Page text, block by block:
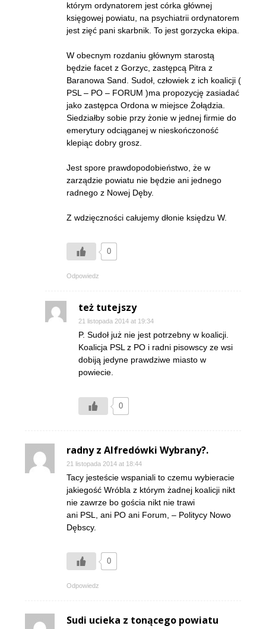
którym ordynatorem jest córka głównej
księgowej powiatu, na psychiatrii ordynatorem
jest zięć pani skarbnik. To jest gorzycka ekipa.
W obecnym rozdaniu głównym starostą
będzie facet z Gorzyc, zastępcą Pitra z
Baranowa Sand. Sudoł, człowiek z ich koalicji (
PSL – PO – FORUM )ma propozycję zasiadać
jako zastępca Ordona w miejsce Żołądzia.
Siedziałby sobie przy żonie w jednej firmie do
emerytury odciąganej w nieskończoność
klepiąc dobry grosz.
Jest spore prawdopodobieństwo, że w
zarządzie powiatu nie będzie ani jednego
radnego z Nowej Dęby.
Z wdzięczności całujemy dłonie księdzu W.
0
Odpowiedz
też tutejszy
21 listopada 2014 at 19:34
P. Sudoł już nie jest potrzebny w koalicji.
Koalicja PSL z PO i radni pisowscy ze wsi
dobiją jedyne prawdziwe miasto w
powiecie.
0
radny z Alfredówki Wybrany?.
21 listopada 2014 at 18:44
Tacy jesteście wspaniali to czemu wybieracie
jakiegość Wróbla z którym żadnej koalicji nikt
nie zawrze bo gościa nikt nie trawi
ani PSL, ani PO ani Forum, – Politycy Nowo
Dębscy.
0
Odpowiedz
Sudi ucieka z tonącego powiatu